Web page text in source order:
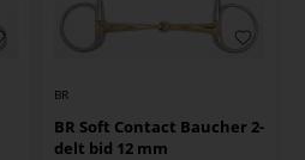
BR
BR Soft Contact Baucher 2-
delt bid 12 mm